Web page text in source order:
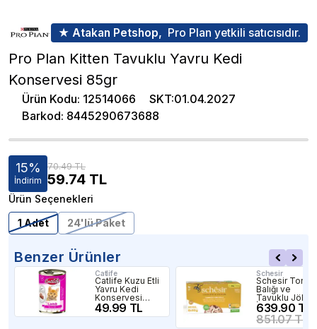
★ Atakan Petshop, Pro Plan yetkili satıcısıdır.
Pro Plan Kitten Tavuklu Yavru Kedi
Konservesi 85gr
Ürün Kodu: 12514066 SKT:01.04.2027
Barkod: 8445290673688
15%
İndirim
70.49 TL
59.74 TL
Ürün Seçenekleri
1 Adet
24'lü Paket
Benzer Ürünler
Catlife
Catlife Kuzu Etli
Yavru Kedi
Konservesi
400Gr -
49.99 TL
Schesir
Schesir Ton
Balığı ve
Tavuklu Jöle
İçinde Yetişkin
Konserve Kedi
Maması
639.90 TL
851.07 TL